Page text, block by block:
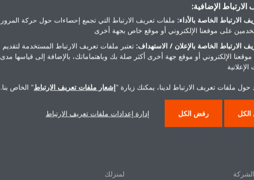
اتصل بنا
لمنزلك
الإضافية:
الارتباط الخاصة بالأداء: ملفات تعريف الارتباط التي تجمع إحصاءات حول حركة المرور
على موقعنا الإلكتروني أو موقع خاص بجهة أخرى
الارتباط الخاصة بالإعلان / الاستهداف: تعتبر ملفات تعريف الارتباط المستخدمة لتقديم
موقعنا الإلكتروني أو موقع جهة أخرى أكثر صلة بك وباهتماماتك، بالإضافة إلى قياسها مدى
حول ملفات تعريف الارتباط لدينا، يمكنك زيارة "إشعار ملفات تعريف الارتباط" الخاص بنا.
الكل رفض الكل إدارة إعدادات ملفات تعريف الارتباط